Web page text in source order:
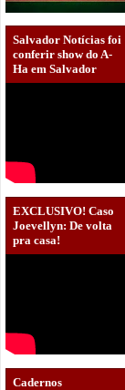
Salvador Notícias foi
conferir show do A-
Ha em Salvador
EXCLUSIVO! Caso
Joevellyn: De volta
pra casa!
Cadernos